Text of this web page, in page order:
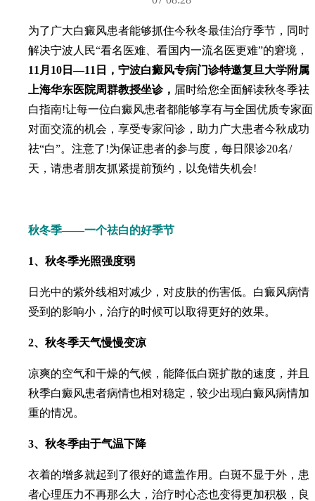
为了广大白癜风患者能够抓住今秋冬最佳治疗季节，同时
解决宁波人民“看名医难、看国内一流名医更难”的窘境，
11月10日—11日，宁波白癜风专病门诊特邀复旦大学附属
上海华东医院周群教授坐诊， 届时给您全面解读秋冬季祛
白指南!让每一位白癜风患者都能够享有与全国优质专家面
对面交流的机会，享受专家问诊，助力广大患者今秋成功
祛“白”。注意了!为保证患者的参与度，每日限诊20名/
天，请患者朋友抓紧提前预约，以免错失机会!
秋冬季——一个祛白的好季节
1、秋冬季光照强度弱
日光中的紫外线相对减少，对皮肤的伤害低。白癜风病情
受到的影响小，治疗的时候可以取得更好的效果。
2、秋冬季天气慢慢变凉
凉爽的空气和干燥的气候，能降低白斑扩散的速度，并且
秋季白癜风患者病情也相对稳定，较少出现白癜风病情加
重的情况。
3、秋冬季由于气温下降
衣着的增多就起到了很好的遮盖作用。白斑不显于外，患
者心理压力不再那么大，治疗时心态也变得更加积极，良